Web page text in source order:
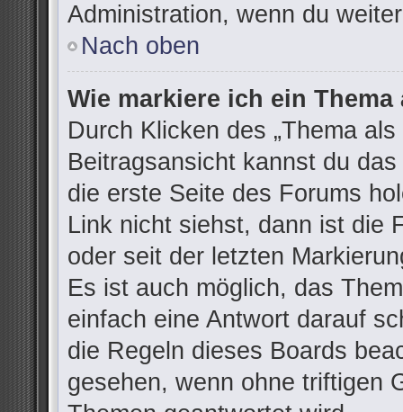
Administration, wenn du
Nach oben
Wie markiere ich ein Thema
Durch Klicken des „Thema
Beitragsansicht kannst du
die erste Seite des Forums
Link nicht siehst, dann ist die
oder seit der letzten
Es ist auch möglich, das
einfach eine Antwort darauf
die Regeln dieses Boards
gesehen, wenn ohne triftigen